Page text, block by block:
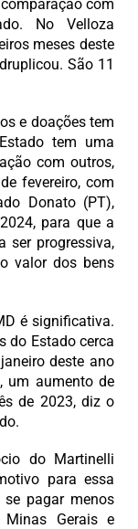
com
No Velloza
meses deste
São 11
e doações tem
tem uma
com outros,
fevereiro, com
Donato (PT),
para que a
ser progressiva,
valor dos bens
é significativa.
do Estado cerca
deste ano
um aumento de
de 2023, diz o
do Martinelli
para essa
pagar menos
Minas Gerais e